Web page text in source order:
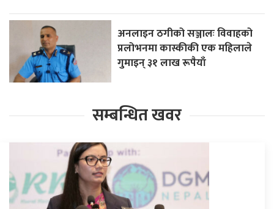
अनलाइन ठगीको सञ्जालः विवाहको
प्रलोभनमा कास्कीकी एक महिलाले
गुमाइन् ३१ लाख रूपैयाँ
सम्बन्धित खवर